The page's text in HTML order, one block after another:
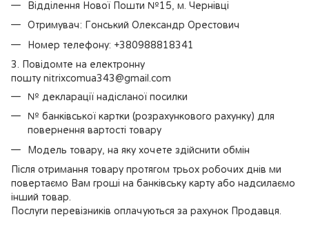
Відділення Нової Пошти №15, м. Чернівці
Отримувач: Гонський Олександр Орестович
Номер телефону: +380988818341
3. Повідомте на електронну
пошту nitrixcomua343@gmail.com
№ декларації надісланої посилки
№ банківської картки (розрахункового рахунку) для
повернення вартості товару
Модель товару, на яку хочете здійснити обмін
Після отримання товару протягом трьох робочих днів ми
повертаємо Вам гроші на банківську карту або надсилаємо
інший товар.
Послуги перевізників оплачуються за рахунок Продавця.